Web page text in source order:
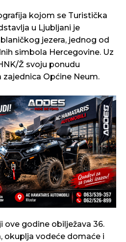
kojom se Turistička
u Ljubljani je
jezera, jednog od
simbola Hercegovine. Uz
Ž svoju ponudu
Općine Neum.
ove godine obilježava 36.
okuplja vodeće domaće i